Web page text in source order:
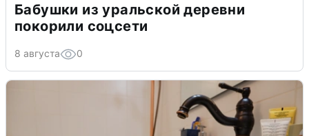
Бабушки из уральской деревни
покорили соцсети
8 августа 0